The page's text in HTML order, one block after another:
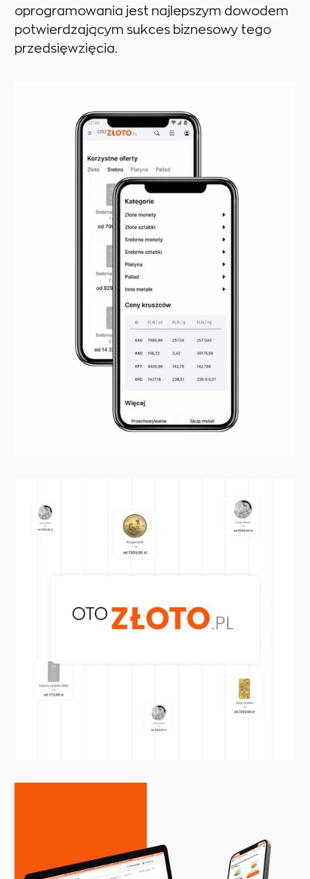
oprogramowania jest najlepszym dowodem
potwierdzającym sukces biznesowy tego
przedsięwzięcia.